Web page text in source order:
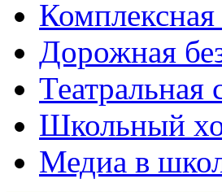
Комплексная
Дорожная
Театральная
Школьный
Медиа в